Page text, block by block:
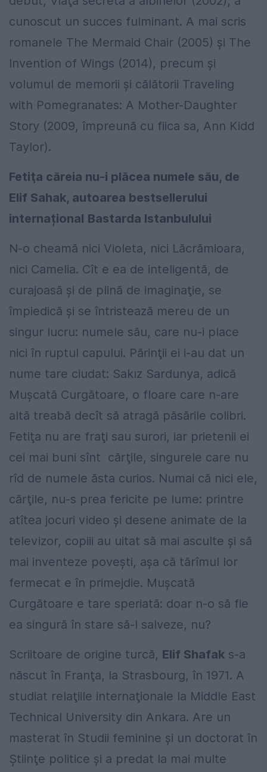
cunoscut un succes fulminant. A mai scris
romanele The Mermaid Chair (2005) şi The
Invention of Wings (2014), precum şi
volumul de memorii şi călătorii Traveling
with Pomegranates: A Mother-Daughter
Story (2009, împreună cu fiica sa, Ann Kidd
Taylor).
Fetiţa căreia nu-i plăcea numele său, de
Elif Sahak, autoarea bestsellerului
internațional Bastarda Istanbulului
N-o cheamă nici Violeta, nici Lăcrămioara,
nici Camelia. Cît e ea de inteligentă, de
curajoasă şi de plină de imaginaţie, se
împiedică şi se întristează mereu de un
singur lucru: numele său, care nu-i place
nici în ruptul capului. Părinţii ei i-au dat un
nume tare ciudat: Sakız Sardunya, adică
Muşcată Curgătoare, o floare care n-are
altă treabă decît să atragă păsările colibri.
Fetiţa nu are fraţi sau surori, iar prietenii ei
cei mai buni sînt cărţile, singurele care nu
rîd de numele ăsta curios. Numai că nici ele,
cărţile, nu-s prea fericite pe lume: printre
atîtea jocuri video şi desene animate de la
televizor, copiii au uitat să mai asculte şi să
mai inventeze poveşti, aşa că tărîmul lor
fermecat e în primejdie. Muşcată
Curgătoare e tare speriată: doar n-o să fie
ea singură în stare să-l salveze, nu?
Scriitoare de origine turcă, Elif Shafak s-a
născut în Franţa, la Strasbourg, în 1971. A
studiat relaţiile internaţionale la Middle East
Technical University din Ankara. Are un
masterat în Studii feminine şi un doctorat în
Ştiinţe politice şi a predat la mai multe